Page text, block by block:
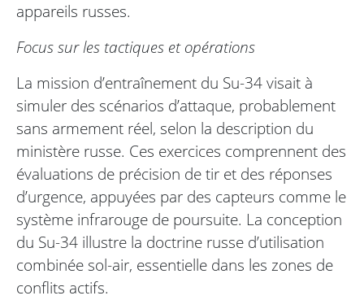
appareils russes.
Focus sur les tactiques et opérations
La mission d’entraînement du Su-34 visait à
simuler des scénarios d’attaque, probablement
sans armement réel, selon la description du
ministère russe. Ces exercices comprennent des
évaluations de précision de tir et des réponses
d’urgence, appuyées par des capteurs comme le
système infrarouge de poursuite. La conception
du Su-34 illustre la doctrine russe d’utilisation
combinée sol-air, essentielle dans les zones de
conflits actifs.